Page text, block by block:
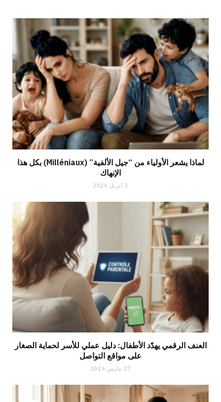
لماذا يشعر الأولياء من “جيل الألفية” (Milléniaux) بكل هذا
الإنهاك
2 أبريل 2026
العنف الرقمي يهدّد الأطفال: دليل عملي للأسر لحماية الصغار
على مواقع التواصل
27 مارس 2026